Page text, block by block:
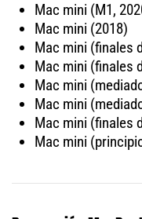
Mac mini (M1,
Mac mini (2018)
Mac mini (finales
Mac mini (finales
Mac mini
Mac mini
Mac mini (finales
Mac mini